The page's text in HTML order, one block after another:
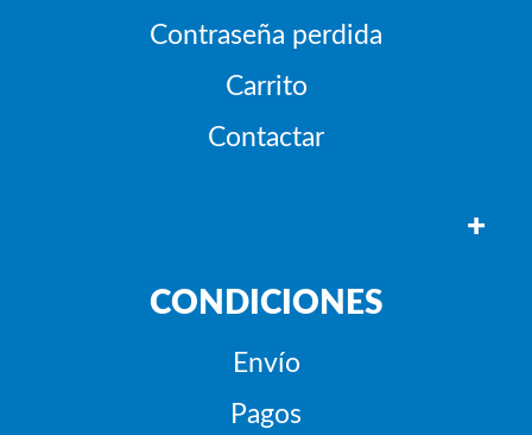
Contraseña perdida
Carrito
Contactar
+
CONDICIONES
Envío
Pagos